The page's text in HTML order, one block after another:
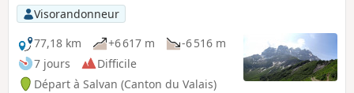
Visorandonneur
77,18 km
+6 617 m
-6 516 m
7 jours
Difficile
Départ à Salvan (Canton du Valais)